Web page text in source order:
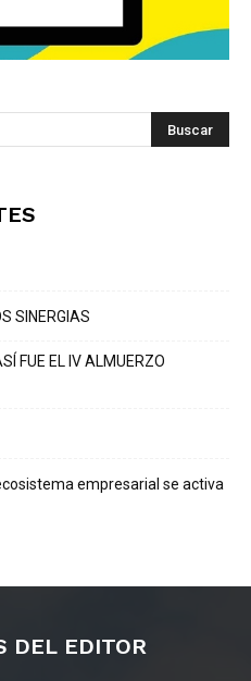
SINERGIAS
FUE EL IV ALMUERZO
empresarial se activa
DEL EDITOR